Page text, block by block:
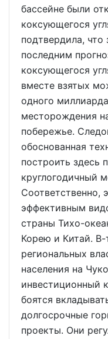
бассейне были
коксующегося
подтвердила, что
последним
коксующегося
вместе взятых
одного
месторождения
побережье.
обоснованная
построить здесь
круглогодичный
Соответственно,
эффективным
страны Тихо-
Корею и Китай. В-
региональных
населения на
инвестиционный
боятся
долгосрочные
проекты. Они